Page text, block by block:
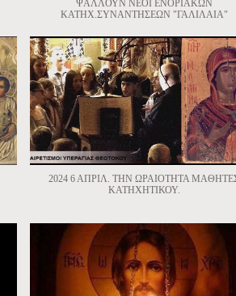
ΨΑΛΛΟΥΝ ΝΕΟΙ ΕΝΟΡΙΑΚΩΝ
ΚΑΤΗΧ.ΣΥΝΑΝΤΗΣΕΩΝ "ΓΑΛΙΛΑΙΑ"
2024 6 ΑΠΡΙΛ. ΤΗΝ ΩΡΑΙΟΤΗΤΑ
ΚΑΤΗΧΗΤΙΚΟΥ.